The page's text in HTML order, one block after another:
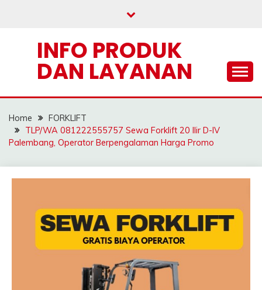
INFO PRODUK
DAN LAYANAN
Home
FORKLIFT
TLP/WA 081222555757 Sewa Forklift 20 Ilir D-IV
Palembang, Operator Berpengalaman Harga Promo